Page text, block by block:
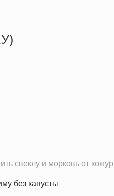
свеклу и морковь от